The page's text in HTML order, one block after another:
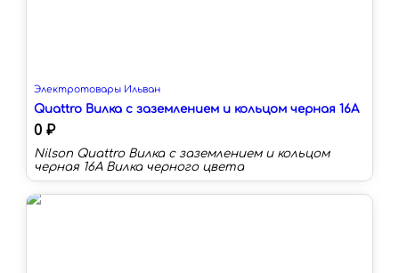
Электротовары Ильван
Quattro Вилка с заземлением и кольцом черная 16A
0 ₽
Nilson Quattro Вилка с заземлением и кольцом
черная 16A Вилка черного цвета